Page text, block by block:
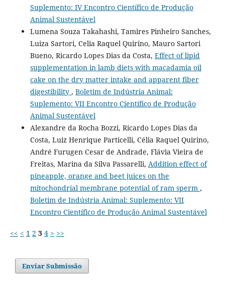
Suplemento: IV Encontro Científico de Produção
Animal Sustentável
Lumena Souza Takahashi, Tamires Pinheiro Sanches,
Luiza Sartori, Celia Raquel Quirino, Mauro Sartori
Bueno, Ricardo Lopes Dias da Costa, Effect of lipid
supplementation in lamb diets with macadamia oil
cake on the dry matter intake and apparent fiber
digestibility , Boletim de Indústria Animal:
Suplemento: VII Encontro Científico de Produção
Animal Sustentável
Alexandre da Rocha Bozzi, Ricardo Lopes Dias da
Costa, Luiz Henrique Particelli, Célia Raquel Quirino,
André Furugen Cesar de Andrade, Flávia Vieira de
Freitas, Marina da Silva Passarelli, Addition effect of
pineapple, orange and beet juices on the
mitochondrial membrane potential of ram sperm ,
Boletim de Indústria Animal: Suplemento: VII
Encontro Científico de Produção Animal Sustentável
<< < 1 2 3 4 > >>
Enviar Submissão